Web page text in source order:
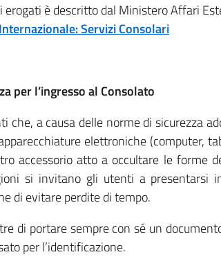
erogati è descritto dal Ministero Affari
Servizi Consolari
per l’ingresso al Consolato
che, a causa delle norme di sicurezza
elettroniche (computer,
accessorio atto a occultare le forme
si invitano gli utenti a presentarsi
di evitare perdite di tempo.
di portare sempre con sé un
per l’identificazione.